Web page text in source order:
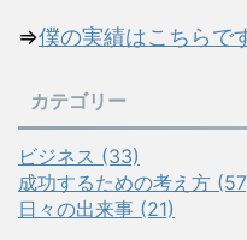
⇒僕の実績はこちらで
カテゴリー
ビジネス (33)
成功するための考え方
日々の出来事 (21)